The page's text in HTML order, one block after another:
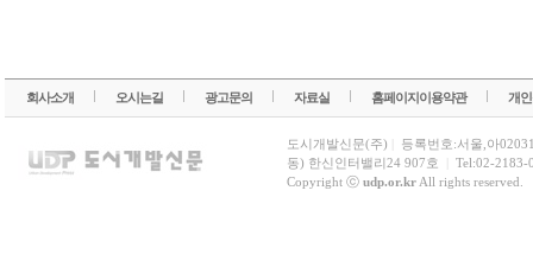
회사소개 오시는길 광고문의 자료실 홈페이지이용약관 개
도시개발신문(주)
등록번호:서울,아
동) 한신인터밸리24 907호
Tel:02-2183-
Copyright ⓒ udp.or.krAll rights reserved.